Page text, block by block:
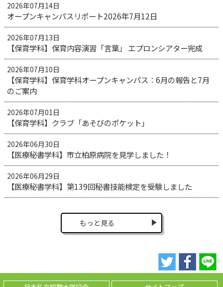
2026年07月14日
オープンキャンパスリポート2026年7月12日
2026年07月13日
【保育学科】保育内容演習「言葉」 エプロンシアター完成
2026年07月10日
【保育学科】保育学科オープンキャンパス：6月の報告と7月
のご案内
2026年07月01日
【保育学科】クラブ「あそびのポケット」
2026年06月30日
【医療秘書学科】市立柏原病院を見学しました！
2026年06月29日
【医療秘書学科】第139回秘書技能検定を受験しました
もっと見る